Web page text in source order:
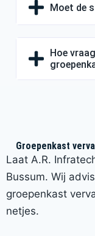
Moet de
Hoe
Groepenkast
Laat A.R.
Bussum. Wij
groepenkast
netjes.